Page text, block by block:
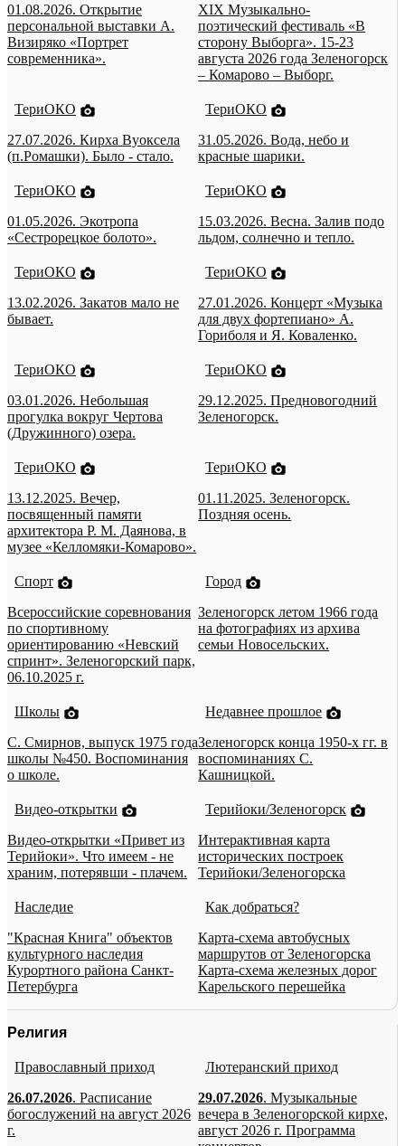
01.08.2026. Открытие
персональной выставки А.
Визиряко «Портрет
современника».
XIX Музыкально-
поэтический фестиваль «В
сторону Выборга». 15-23
августа 2026 года Зеленогорск
– Комарово – Выборг.
ТериОКО
27.07.2026. Кирха Вуоксела
(п.Ромашки). Было - стало.
ТериОКО
31.05.2026. Вода, небо и
красные шарики.
ТериОКО
01.05.2026. Экотропа
«Сестрорецкое болото».
ТериОКО
15.03.2026. Весна. Залив подо
льдом, солнечно и тепло.
ТериОКО
13.02.2026. Закатов мало не
бывает.
ТериОКО
27.01.2026. Концерт «Музыка
для двух фортепиано» А.
Гориболя и Я. Коваленко.
ТериОКО
03.01.2026. Небольшая
прогулка вокруг Чертова
(Дружинного) озера.
ТериОКО
29.12.2025. Предновогодний
Зеленогорск.
ТериОКО
13.12.2025. Вечер,
посвященный памяти
архитектора Р. М. Даянова, в
музее «Келломяки-Комарово».
ТериОКО
01.11.2025. Зеленогорск.
Поздняя осень.
Спорт
Всероссийские соревнования
по спортивному
ориентированию «Невский
спринт». Зеленогорский парк,
06.10.2025 г.
Город
Зеленогорск летом 1966 года
на фотографиях из архива
семьи Новосельских.
Школы
С. Смирнов, выпуск 1975 года
школы №450. Воспоминания
о школе.
Недавнее прошлое
Зеленогорск конца 1950-х гг. в
воспоминаниях С.
Кашницкой.
Видео-открытки
Видео-открытки «Привет из
Терийоки». Что имеем - не
храним, потерявши - плачем.
Терийоки/Зеленогорск
Интерактивная карта
исторических построек
Терийоки/Зеленогорска
Наследие
"Красная Книга" объектов
культурного наследия
Курортного района Санкт-
Петербурга
Как добраться?
Карта-схема автобусных
маршрутов от Зеленогорска
Карта-схема железных дорог
Карельского перешейка
Религия
Православный приход
26.07.2026. Расписание
богослужений на август 2026
г.
Лютеранский приход
29.07.2026. Музыкальные
вечера в Зеленогорской кирхе,
август 2026 г. Программа